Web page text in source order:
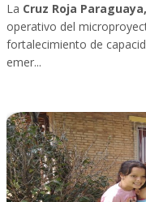
La Cruz Roja
operativo del
fortalecimiento de
emer...